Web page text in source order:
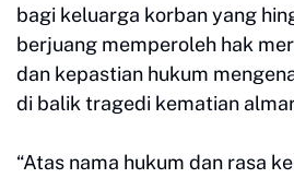
bagi keluarga korban yang
berjuang memperoleh hak
dan kepastian hukum
di balik tragedi kematian
“Atas nama hukum dan rasa